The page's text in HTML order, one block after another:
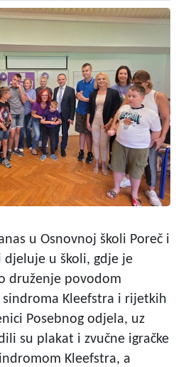
u Osnovnoj školi Poreč i
djeluje u školi, gdje je
druženje povodom
Kleefstra i rijetkih
Posebnog odjela, uz
su plakat i zvučne igračke
Kleefstra, a